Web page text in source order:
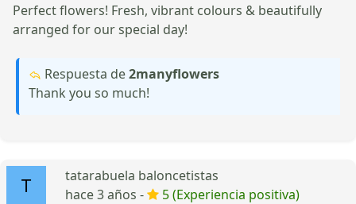
Perfect flowers! Fresh, vibrant colours & beautifully
arranged for our special day!
Respuesta de2manyflowers
Thank you so much!
tatarabuela baloncetistas
hace 3 años -
5 (Experiencia positiva)